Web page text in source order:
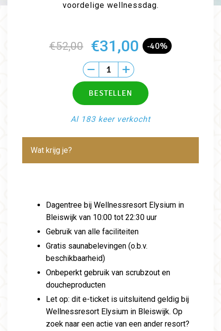
voordelige wellnessdag.
€52,00 €31,00 -40%
Al 183 keer verkocht
Wat krijg je?
Dagentree bij Wellnessresort Elysium in
Bleiswijk van 10:00 tot 22:30 uur
Gebruik van alle faciliteiten
Gratis saunabelevingen (o.b.v.
beschikbaarheid)
Onbeperkt gebruik van scrubzout en
doucheproducten
Let op: dit e-ticket is uitsluitend geldig bij
Wellnessresort Elysium in Bleiswijk. Op
zoek naar een actie van een ander resort?